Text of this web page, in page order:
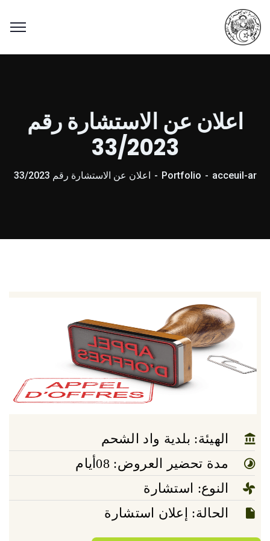
اعلان عن الاستشارة رقم
33/2023
acceuil-ar
Portfolio اعلان عن الاستشارة رقم 33/2023
الهيئة: بلدية واد الشحم
مدة تحضير العروض: 08أيام
النوع: استشارة
الحالة: إعلان استشارة